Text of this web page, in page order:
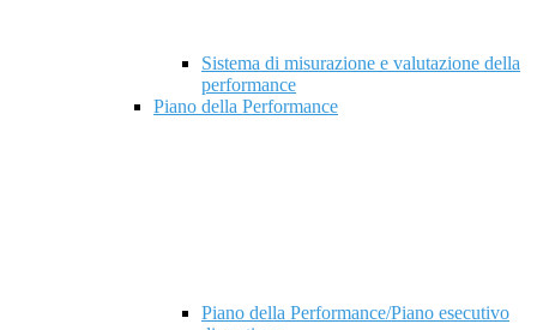
Sistema di misurazione e valutazione della
performance
Piano della Performance
Piano della Performance/Piano esecutivo